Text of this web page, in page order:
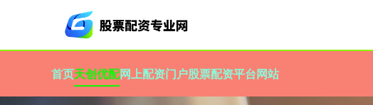
首页天创优配网上配资门户股票配资平台网站